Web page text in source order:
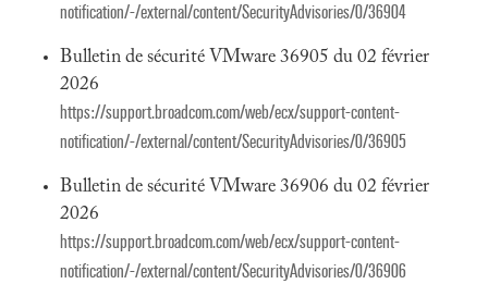
notification/-/external/content/SecurityAdvisories/0/36904
Bulletin de sécurité VMware 36905 du 02 février
2026
https://support.broadcom.com/web/ecx/support-content-
notification/-/external/content/SecurityAdvisories/0/36905
Bulletin de sécurité VMware 36906 du 02 février
2026
https://support.broadcom.com/web/ecx/support-content-
notification/-/external/content/SecurityAdvisories/0/36906